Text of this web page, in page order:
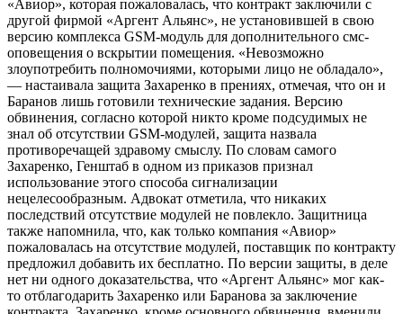
«Авиор», которая пожаловалась, что контракт заключили с
другой фирмой «Аргент Альянс», не установившей в свою
версию комплекса GSM-модуль для дополнительного смс-
оповещения о вскрытии помещения. «Невозможно
злоупотребить полномочиями, которыми лицо не обладало»,
— настаивала защита Захаренко в прениях, отмечая, что он и
Баранов лишь готовили технические задания. Версию
обвинения, согласно которой никто кроме подсудимых не
знал об отсутствии GSM-модулей, защита назвала
противоречащей здравому смыслу. По словам самого
Захаренко, Генштаб в одном из приказов признал
использование этого способа сигнализации
нецелесообразным. Адвокат отметила, что никаких
последствий отсутствие модулей не повлекло. Защитница
также напомнила, что, как только компания «Авиор»
пожаловалась на отсутствие модулей, поставщик по контракту
предложил добавить их бесплатно. По версии защиты, в деле
нет ни одного доказательства, что «Аргент Альянс» мог как-
то отблагодарить Захаренко или Баранова за заключение